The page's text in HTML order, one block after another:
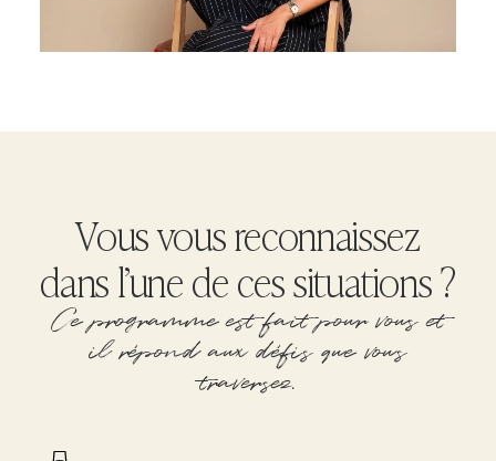
Vous vous reconnaissez
dans l’une de ces situations ?
Ce programme est fait pour vous et
il répond aux défis que vous
traversez.